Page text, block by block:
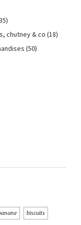
chutney & co (18)
(50)
biscuits